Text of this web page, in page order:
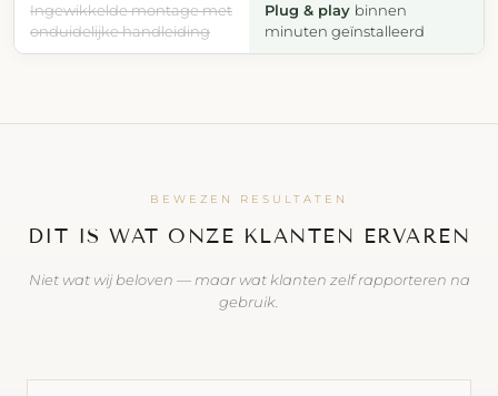
Ingewikkelde montage met
onduidelijke handleiding
Plug & play binnen
minuten geïnstalleerd
BEWEZEN RESULTATEN
DIT IS WAT ONZE KLANTEN ERVAREN
Niet wat wij beloven — maar wat klanten zelf rapporteren na
gebruik.